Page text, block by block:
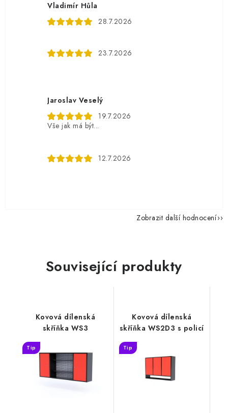
Vladimír Hůla
28.7.2026
23.7.2026
Jaroslav Veselý
19.7.2026
Vše jak má být...
12.7.2026
Zobrazit další hodnocení
Související produkty
Kovová dílenská
skříňka WS3
Tip
Kovová dílenská
skříňka WS2D3 s policí
Tip